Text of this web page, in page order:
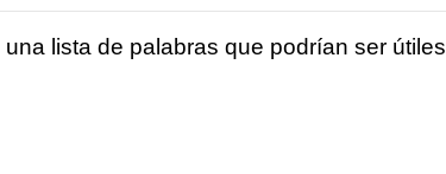
lista de palabras que podrían ser útiles